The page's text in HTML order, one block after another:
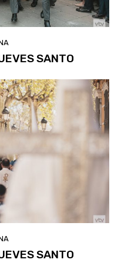
SANTO
SANTO